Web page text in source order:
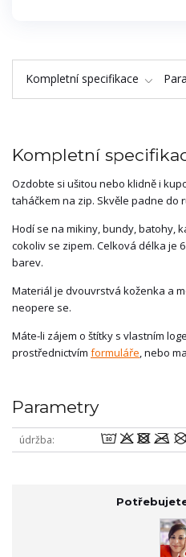
Kompletní specifikace
Kompletní
Ozdobte si ušitou nebo klidně i
taháčkem na zip. Skvěle padne do
Hodí se na mikiny, bundy, batohy,
cokoliv se zipem. Celková délka je
barev.
Materiál je dvouvrstvá koženka a
neopere se.
Máte-li zájem o štítky s vlastním
prostřednictvím formuláře, nebo
Parametry
údržba